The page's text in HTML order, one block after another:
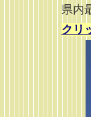
県内
クリ